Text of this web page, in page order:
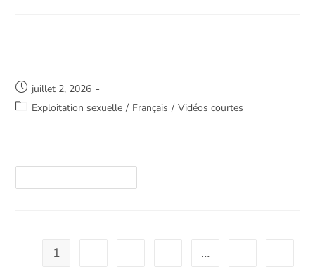
juillet 2, 2026
Exploitation sexuelle / Français / Vidéos courtes
1 …